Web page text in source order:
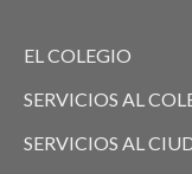
EL COLEGIO
SERVICIOS AL
SERVICIOS AL